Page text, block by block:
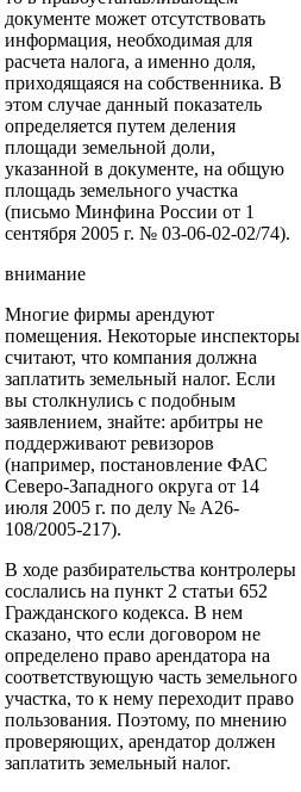
документе может отсутствовать
информация, необходимая для
расчета налога, а именно доля,
приходящаяся на собственника. В
этом случае данный показатель
определяется путем деления
площади земельной доли,
указанной в документе, на общую
площадь земельного участка
(письмо Минфина России от 1
сентября 2005 г. № 03-06-02-02/74).
внимание
Многие фирмы арендуют
помещения. Некоторые инспекторы
считают, что компания должна
заплатить земельный налог. Если
вы столкнулись с подобным
заявлением, знайте: арбитры не
поддерживают ревизоров
(например, постановление ФАС
Северо-Западного округа от 14
июля 2005 г. по делу № А26-
108/2005-217).
В ходе разбирательства контролеры
сослались на пункт 2 статьи 652
Гражданского кодекса. В нем
сказано, что если договором не
определено право арендатора на
соответствующую часть земельного
участка, то к нему переходит право
пользования. Поэтому, по мнению
проверяющих, арендатор должен
заплатить земельный налог.